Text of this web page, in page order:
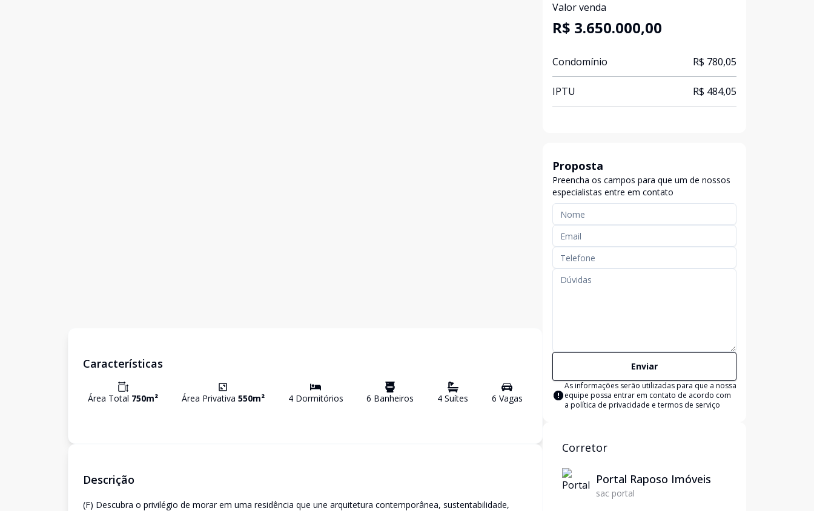
Características
Área Total 750m² Área Privativa 550m² 4Dormitórios 6 Banheiros 4 Suítes 6 Vagas
Descrição
(F) Descubra o privilégio de morar em uma residência que une arquitetura contemporânea, sustentabilidade,
Valor venda
R$ 3.650.000,00
Condomínio R$ 780,05
IPTU R$ 484,05
Proposta
Preencha os campos para que um de nossos
especialistas entre em contato
Enviar
As informações serão utilizadas para que a nossa
equipe possa entrar em contato de acordo com
a política de privacidade e termos de serviço
Corretor
Portal Raposo Imóveis
sac portal